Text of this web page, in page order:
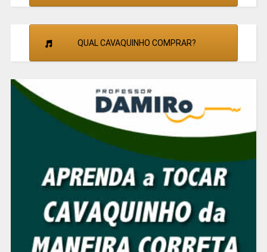
QUAL CAVAQUINHO COMPRAR?